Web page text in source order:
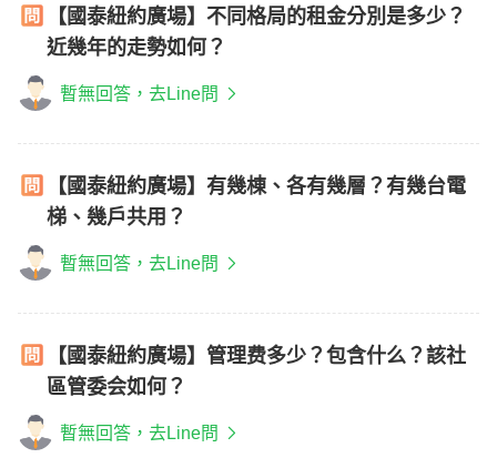
【國泰紐約廣場】不同格局的租金分別是多少？
近幾年的走勢如何？
暫無回答，去Line問
【國泰紐約廣場】有幾棟、各有幾層？有幾台電
梯、幾戶共用？
暫無回答，去Line問
【國泰紐約廣場】管理费多少？包含什么？該社
區管委会如何？
暫無回答，去Line問